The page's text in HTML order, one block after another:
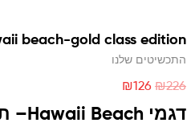
beach-gold class edition
התכשיטים שלנו
₪226
₪126
דגמי Hawaii Beach
–